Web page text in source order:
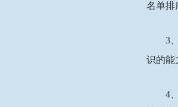
名单排
3
识的能
4